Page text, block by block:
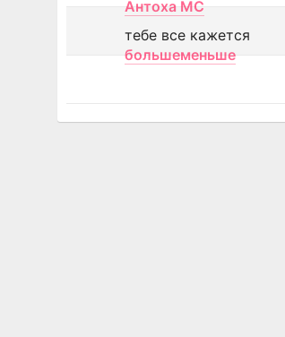
Антоха МС
тебе все кажется
большеменьше